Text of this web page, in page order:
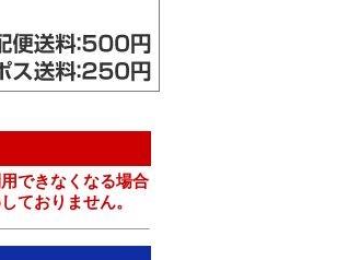
できなくなる場合
ておりません。